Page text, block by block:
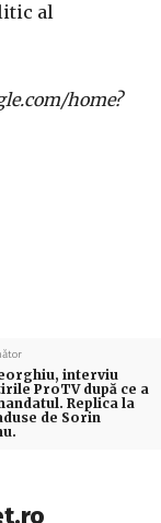
al
home?
interviu
ProTV după ce a
Replica la
de Sorin